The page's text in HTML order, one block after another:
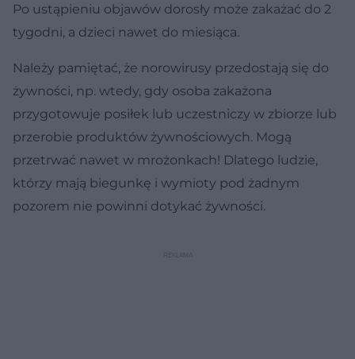
Po ustąpieniu objawów dorosły może zakażać do 2
tygodni, a dzieci nawet do miesiąca.
Należy pamiętać, że norowirusy przedostają się do
żywności, np. wtedy, gdy osoba zakażona
przygotowuje posiłek lub uczestniczy w zbiorze lub
przerobie produktów żywnościowych. Mogą
przetrwać nawet w mrożonkach! Dlatego ludzie,
którzy mają biegunkę i wymioty pod żadnym
pozorem nie powinni dotykać żywności.